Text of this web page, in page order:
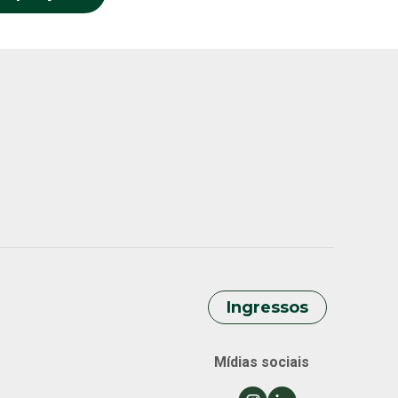
Ingressos
Mídias sociais